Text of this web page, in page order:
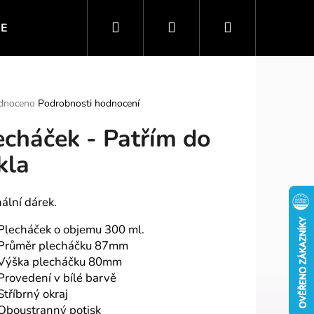
VTIPNÉ MOTIVY SPORT A ZÁBAVA
Hledat PřihlášeníNákupní
Podrobnosti hodnocení
- Patřím do
dárek.
o objemu 300 ml.
plecháčku 87mm
plecháčku 80mm
v bílé barvě
okraj
potisk